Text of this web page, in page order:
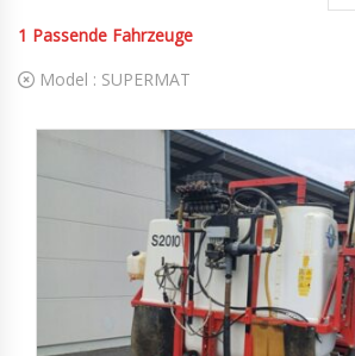
1 Passende Fahrzeuge
Model : SUPERMAT